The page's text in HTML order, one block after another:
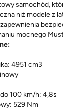
samochód,
niż modele z
mocnego
4951 cm3
100 km/h: 4,8s
529 Nm